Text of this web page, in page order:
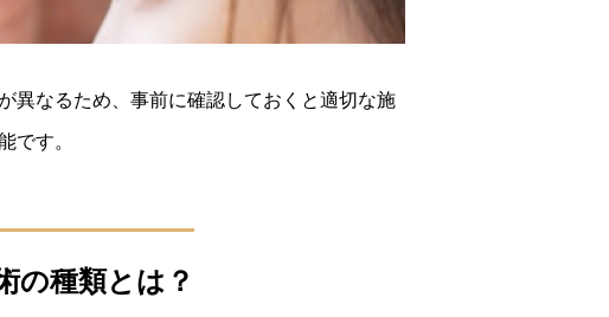
異なるため、事前に確認しておくと適切な施
です。
の種類とは？